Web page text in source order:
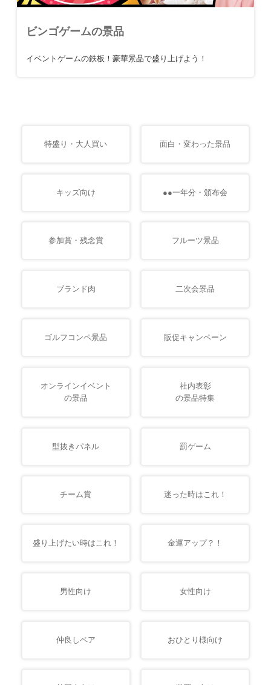
ビンゴゲームの景品
イベントゲームの鉄板！豪華景品で盛り上げよう！
特盛り・大人買い 面白・変わった景品
キッズ向け ●●一年分・頒布会
参加賞・残念賞 フルーツ景品
ブランド肉 二次会景品
ゴルフコンペ景品 販促キャンペーン
オンラインイベント
の景品
社内表彰
の景品特集
型抜きパネル 罰ゲーム
チーム賞 迷った時はこれ！
盛り上げたい時はこれ！ 金運アップ？！
男性向け 女性向け
仲良しペア おひとり様向け